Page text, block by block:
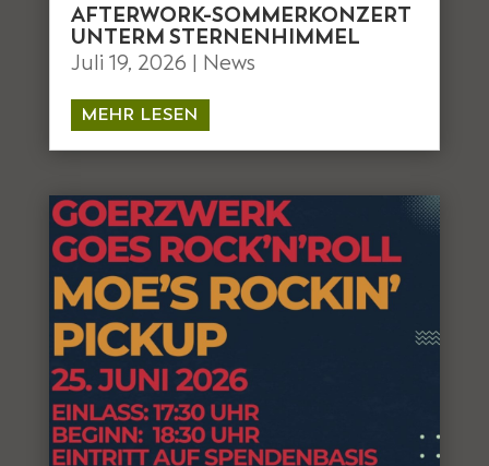
AFTERWORK-SOMMERKONZERT
UNTERM STERNENHIMMEL
Juli 19, 2026 | News
MEHR LESEN